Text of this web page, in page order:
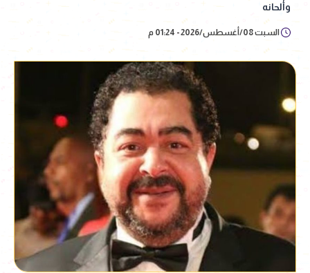
وألحانه
السبت 08/أغسطس/2026 - 01:24 م